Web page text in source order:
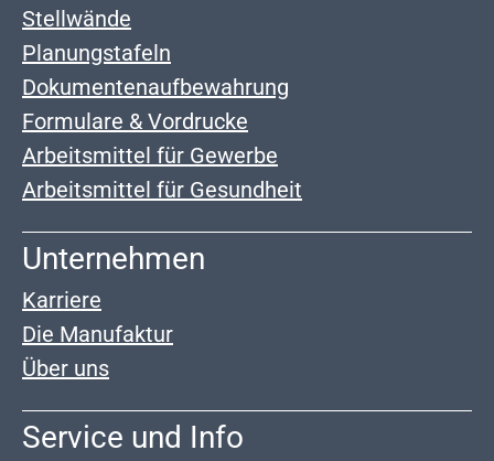
Stellwände
Planungstafeln
Dokumentenaufbewahrung
Formulare & Vordrucke
Arbeitsmittel für Gewerbe
Arbeitsmittel für Gesundheit
Unternehmen
Karriere
Die Manufaktur
Über uns
Service und Info